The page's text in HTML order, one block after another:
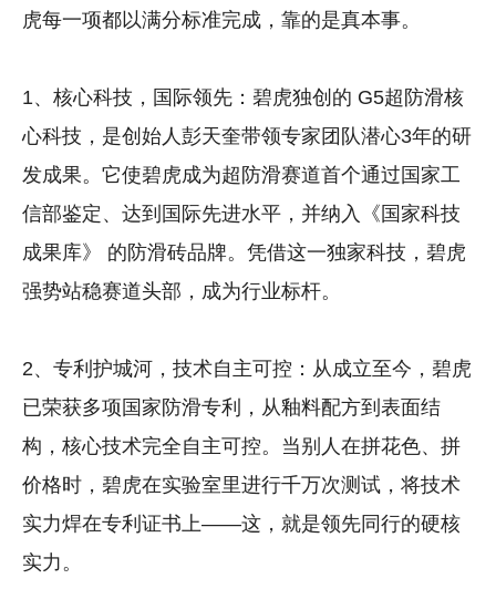
虎每一项都以满分标准完成，靠的是真本事。
1、核心科技，国际领先：碧虎独创的 G5超防滑核
心科技，是创始人彭天奎带领专家团队潜心3年的研
发成果。它使碧虎成为超防滑赛道首个通过国家工
信部鉴定、达到国际先进水平，并纳入《国家科技
成果库》 的防滑砖品牌。凭借这一独家科技，碧虎
强势站稳赛道头部，成为行业标杆。
2、专利护城河，技术自主可控：从成立至今，碧虎
已荣获多项国家防滑专利，从釉料配方到表面结
构，核心技术完全自主可控。当别人在拼花色、拼
价格时，碧虎在实验室里进行千万次测试，将技术
实力焊在专利证书上——这，就是领先同行的硬核
实力。